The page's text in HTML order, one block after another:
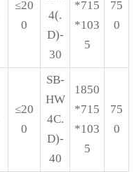
≤20
0
4(.
D)-
30
*715
*103
5
75
0
≤20
0
SB-
HW
4C.
D)-
40
1850
*715
*103
5
75
0